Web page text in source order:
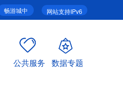
网站支持IPv6
畅游城中
公共服务 数据专题